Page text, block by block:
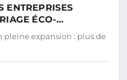
ENTREPRISES
ÉCO-
pleine expansion : plus de